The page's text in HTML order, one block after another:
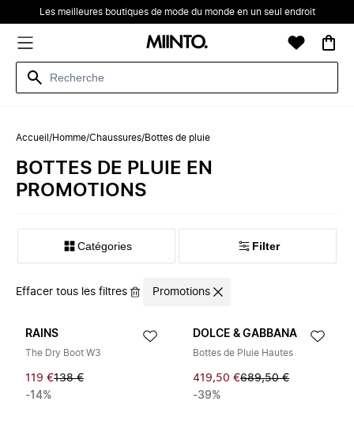
Les meilleures boutiques de mode du monde en un seul endroit
Accueil /Homme/Chaussures/Bottes de pluie
BOTTES DE PLUIE EN
PROMOTIONS
Catégories Filter
Effacer tous les filtres Promotions
RAINS
The Dry Boot W3
119 €138 €
-14%
DOLCE & GABBANA
Bottes de Pluie Hautes
419,50 €689,50 €
-39%